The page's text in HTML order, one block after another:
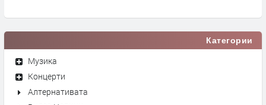
Категории
Музика
Концерти
Алтернативата